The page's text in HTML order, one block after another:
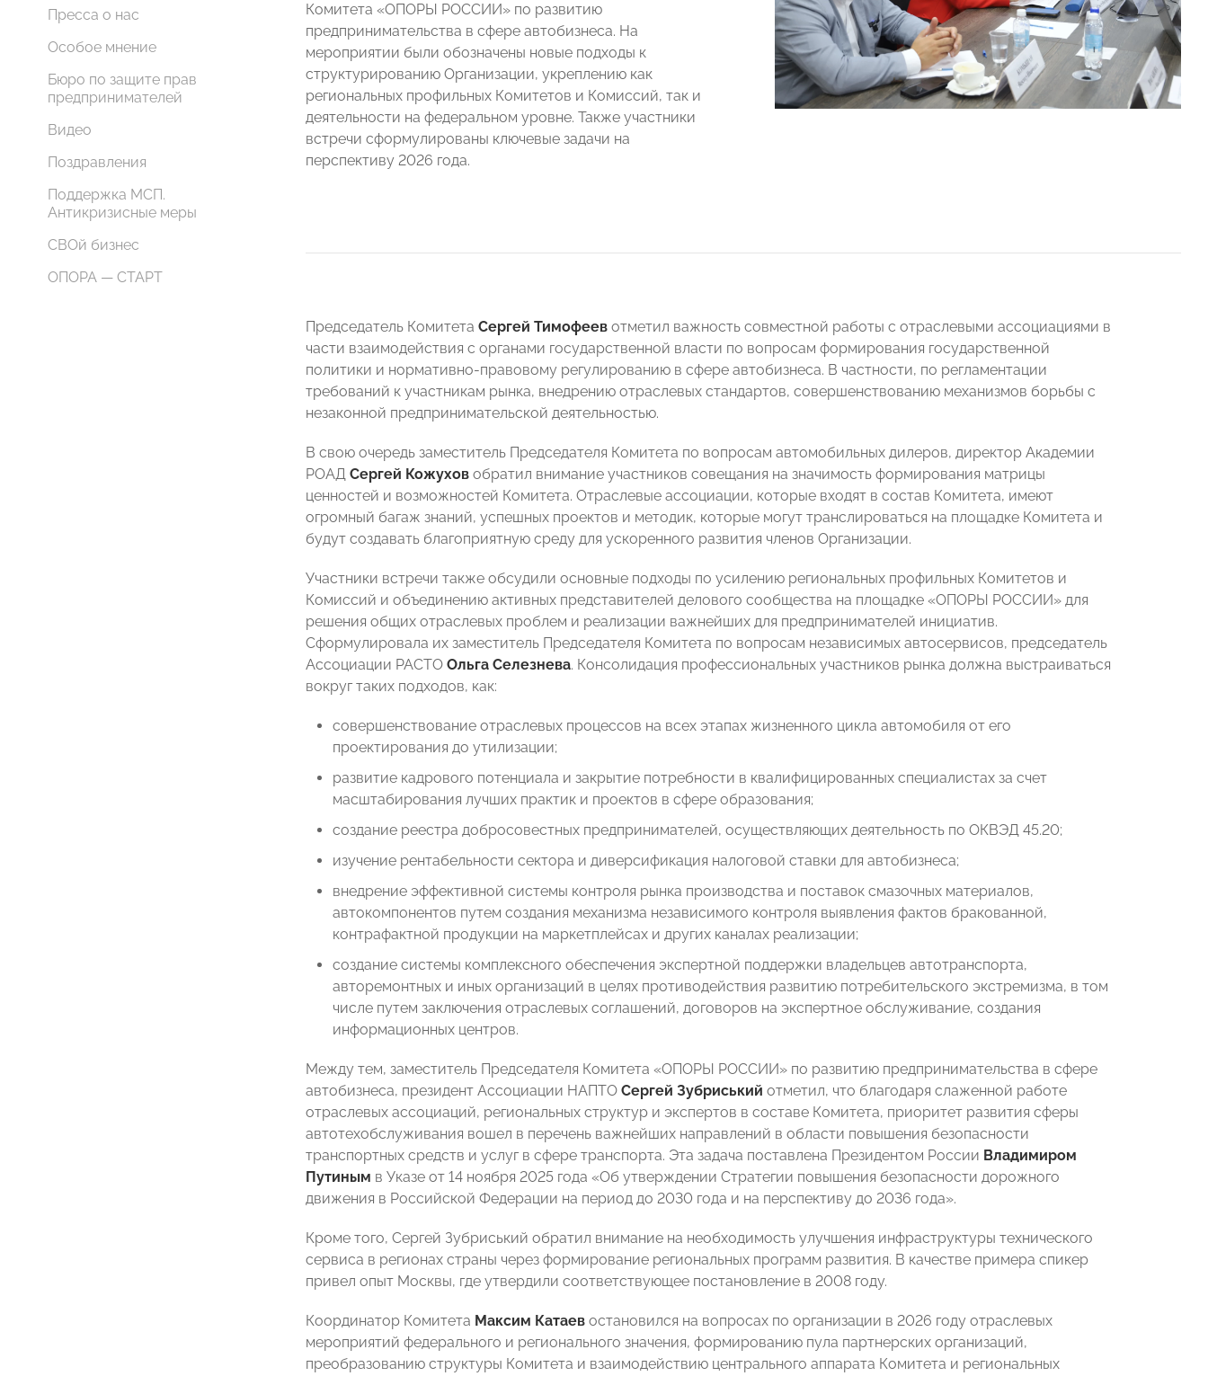
Пресса о нас
Особое мнение
Бюро по защите прав
предпринимателей
Видео
Поздравления
Поддержка МСП.
Антикризисные меры
СВОй бизнес
ОПОРА — СТАРТ
Комитета «ОПОРЫ РОССИИ» по развитию
предпринимательства в сфере автобизнеса. На
мероприятии были обозначены новые подходы к
структурированию Организации, укреплению как
региональных профильных Комитетов и Комиссий, так и
деятельности на федеральном уровне. Также участники
встречи сформулированы ключевые задачи на
перспективу 2026 года.
Председатель Комитета Сергей Тимофеев отметил важность совместной работы с отраслевыми ассоциациями в
части взаимодействия с органами государственной власти по вопросам формирования государственной
политики и нормативно-правовому регулированию в сфере автобизнеса. В частности, по регламентации
требований к участникам рынка, внедрению отраслевых стандартов, совершенствованию механизмов борьбы с
незаконной предпринимательской деятельностью.
В свою очередь заместитель Председателя Комитета по вопросам автомобильных дилеров, директор Академии
РОАД Сергей Кожухов обратил внимание участников совещания на значимость формирования матрицы
ценностей и возможностей Комитета. Отраслевые ассоциации, которые входят в состав Комитета, имеют
огромный багаж знаний, успешных проектов и методик, которые могут транслироваться на площадке Комитета и
будут создавать благоприятную среду для ускоренного развития членов Организации.
Участники встречи также обсудили основные подходы по усилению региональных профильных Комитетов и
Комиссий и объединению активных представителей делового сообщества на площадке «ОПОРЫ РОССИИ» для
решения общих отраслевых проблем и реализации важнейших для предпринимателей инициатив.
Сформулировала их заместитель Председателя Комитета по вопросам независимых автосервисов, председатель
Ассоциации РАСТО Ольга Селезнева. Консолидация профессиональных участников рынка должна выстраиваться
вокруг таких подходов, как:
совершенствование отраслевых процессов на всех этапах жизненного цикла автомобиля от его
проектирования до утилизации;
развитие кадрового потенциала и закрытие потребности в квалифицированных специалистах за счет
масштабирования лучших практик и проектов в сфере образования;
создание реестра добросовестных предпринимателей, осуществляющих деятельность по ОКВЭД 45.20;
изучение рентабельности сектора и диверсификация налоговой ставки для автобизнеса;
внедрение эффективной системы контроля рынка производства и поставок смазочных материалов,
автокомпонентов путем создания механизма независимого контроля выявления фактов бракованной,
контрафактной продукции на маркетплейсах и других каналах реализации;
создание системы комплексного обеспечения экспертной поддержки владельцев автотранспорта,
авторемонтных и иных организаций в целях противодействия развитию потребительского экстремизма, в том
числе путем заключения отраслевых соглашений, договоров на экспертное обслуживание, создания
информационных центров.
Между тем, заместитель Председателя Комитета «ОПОРЫ РОССИИ» по развитию предпринимательства в сфере
автобизнеса, президент Ассоциации НАПТО Сергей Зубриський отметил, что благодаря слаженной работе
отраслевых ассоциаций, региональных структур и экспертов в составе Комитета, приоритет развития сферы
автотехобслуживания вошел в перечень важнейших направлений в области повышения безопасности
транспортных средств и услуг в сфере транспорта. Эта задача поставлена Президентом России Владимиром
Путиным в Указе от 14 ноября 2025 года «Об утверждении Стратегии повышения безопасности дорожного
движения в Российской Федерации на период до 2030 года и на перспективу до 2036 года».
Кроме того, Сергей Зубриський обратил внимание на необходимость улучшения инфраструктуры технического
сервиса в регионах страны через формирование региональных программ развития. В качестве примера спикер
привел опыт Москвы, где утвердили соответствующее постановление в 2008 году.
Координатор Комитета Максим Катаев остановился на вопросах по организации в 2026 году отраслевых
мероприятий федерального и регионального значения, формированию пула партнерских организаций,
преобразованию структуры Комитета и взаимодействию центрального аппарата Комитета и региональных